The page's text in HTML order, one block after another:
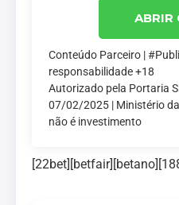
ABRIR
Conteúdo Parceiro |
responsabilidade +18
Autorizado pela Portaria
07/02/2025 | Ministério
não é investimento